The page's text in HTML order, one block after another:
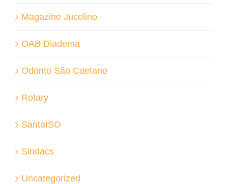
Magazine Jucelino
OAB Diadema
Odonto São Caetano
Rotary
SantaISO
Sindacs
Uncategorized